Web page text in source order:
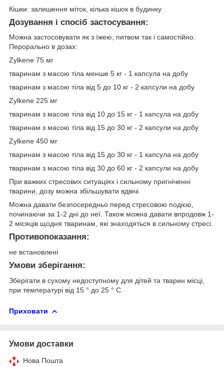
Кішки: залишення міток, кілька кішок в будинку
Дозування і спосіб застосування:
Можна застосовувати як з їжею, питвом так і самостійно.
Перорально в дозах:
Zylkene 75 мг
тваринам з масою тіла менше 5 кг - 1 капсула на добу
тваринам з масою тіла від 5 до 10 кг - 2 капсули на добу
Zylkene 225 мг
тваринам з масою тіла від 10 до 15 кг - 1 капсула на добу
тваринам з масою тіла від 15 до 30 кг - 2 капсули на добу
Zylkene 450 мг
тваринам з масою тіла від 15 до 30 кг - 1 капсула на добу
тваринам з масою тіла від 30 до 60 кг - 2 капсули на добу
При важких стресових ситуаціях і сильному пригніченні
тварини, дозу можна збільшувати вдвічі.
Можна давати безпосередньо перед стресовою подією,
починаючи за 1-2 дні до неї. Також можна давати впродовж 1-
2 місяців щодня тваринам, які знаходяться в сильному стресі.
Противопоказання:
не встановлені
Умови зберігання:
Зберігати в сухому недоступному для дітей та тварин місці,
при температурі від 15 ° до 25 ° С.
Приховати
Умови доставки
Нова Пошта